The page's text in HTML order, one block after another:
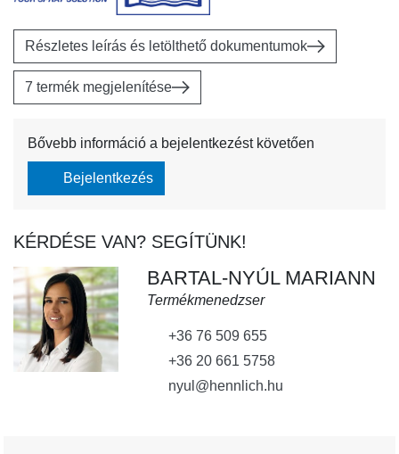
Részletes leírás és letölthető dokumentumok
7 termék megjelenítése
Bővebb információ a bejelentkezést követően
Bejelentkezés
KÉRDÉSE VAN? SEGÍTÜNK!
BARTAL-NYÚL MARIANN
Termékmenedzser
+36 76 509 655
+36 20 661 5758
nyul@hennlich.hu